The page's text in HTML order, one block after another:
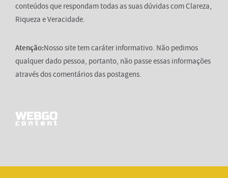
conteúdos que respondam todas as suas dúvidas com Clareza,
Riqueza e Veracidade.
Atenção:Nosso site tem caráter informativo. Não pedimos
qualquer dado pessoa, portanto, não passe essas informações
através dos comentários das postagens.